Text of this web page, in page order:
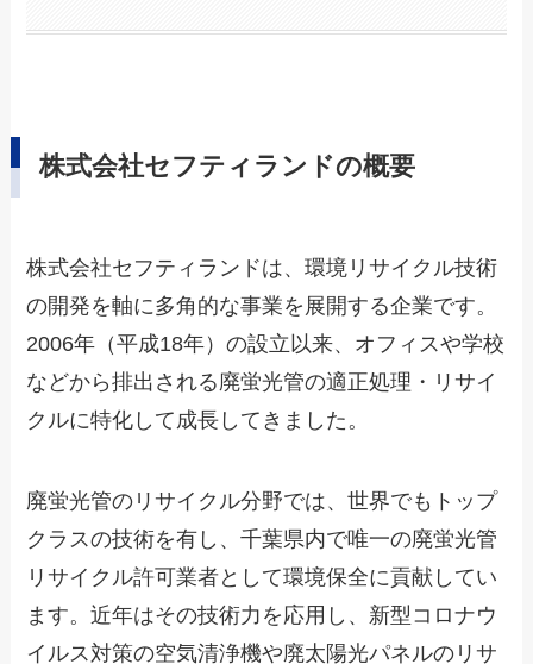
株式会社セフティランドの概要
株式会社セフティランドは、環境リサイクル技術
の開発を軸に多角的な事業を展開する企業です。
2006年（平成18年）の設立以来、オフィスや学校
などから排出される廃蛍光管の適正処理・リサイ
クルに特化して成長してきました。
廃蛍光管のリサイクル分野では、世界でもトップ
クラスの技術を有し、千葉県内で唯一の廃蛍光管
リサイクル許可業者として環境保全に貢献してい
ます。近年はその技術力を応用し、新型コロナウ
イルス対策の空気清浄機や廃太陽光パネルのリサ